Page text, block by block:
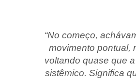
“No começo,
movimento pontual,
voltando quase que
sistêmico. Significa